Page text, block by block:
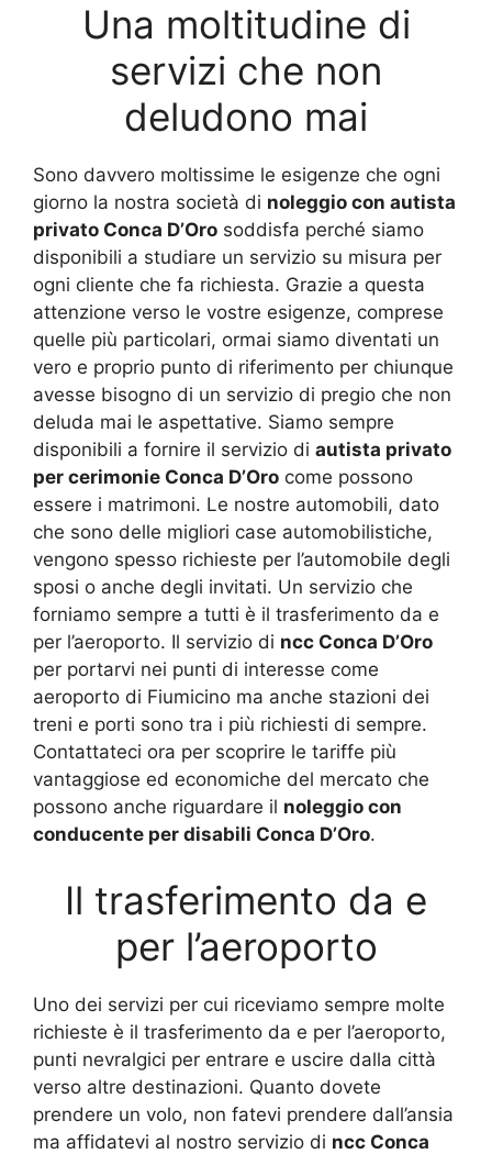
Una moltitudine di
servizi che non
deludono mai
Sono davvero moltissime le esigenze che ogni
giorno la nostra società di noleggio con autista
privato Conca D’Oro soddisfa perché siamo
disponibili a studiare un servizio su misura per
ogni cliente che fa richiesta. Grazie a questa
attenzione verso le vostre esigenze, comprese
quelle più particolari, ormai siamo diventati un
vero e proprio punto di riferimento per chiunque
avesse bisogno di un servizio di pregio che non
deluda mai le aspettative. Siamo sempre
disponibili a fornire il servizio di autista privato
per cerimonie Conca D’Oro come possono
essere i matrimoni. Le nostre automobili, dato
che sono delle migliori case automobilistiche,
vengono spesso richieste per l’automobile degli
sposi o anche degli invitati. Un servizio che
forniamo sempre a tutti è il trasferimento da e
per l’aeroporto. Il servizio di ncc Conca D’Oro
per portarvi nei punti di interesse come
aeroporto di Fiumicino ma anche stazioni dei
treni e porti sono tra i più richiesti di sempre.
Contattateci ora per scoprire le tariffe più
vantaggiose ed economiche del mercato che
possono anche riguardare il noleggio con
conducente per disabili Conca D’Oro.
Il trasferimento da e
per l’aeroporto
Uno dei servizi per cui riceviamo sempre molte
richieste è il trasferimento da e per l’aeroporto,
punti nevralgici per entrare e uscire dalla città
verso altre destinazioni. Quanto dovete
prendere un volo, non fatevi prendere dall’ansia
ma affidatevi al nostro servizio di ncc Conca